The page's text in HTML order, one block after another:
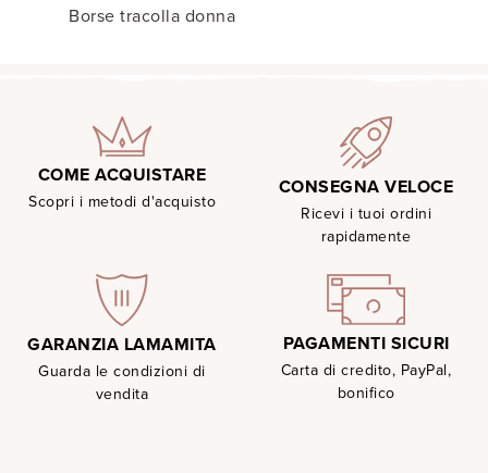
Borse tracolla donna
COME ACQUISTARE
Scopri i metodi d'acquisto
CONSEGNA VELOCE
Ricevi i tuoi ordini
rapidamente
GARANZIA LAMAMITA
Guarda le condizioni di
vendita
PAGAMENTI SICURI
Carta di credito, PayPal,
bonifico